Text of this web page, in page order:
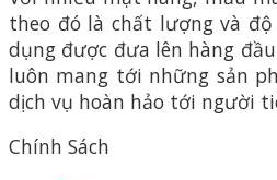
theo đó là chất lượng và
dụng được đưa lên hàng
luôn mang tới những sản
dịch vụ hoàn hảo tới người
Chính Sách